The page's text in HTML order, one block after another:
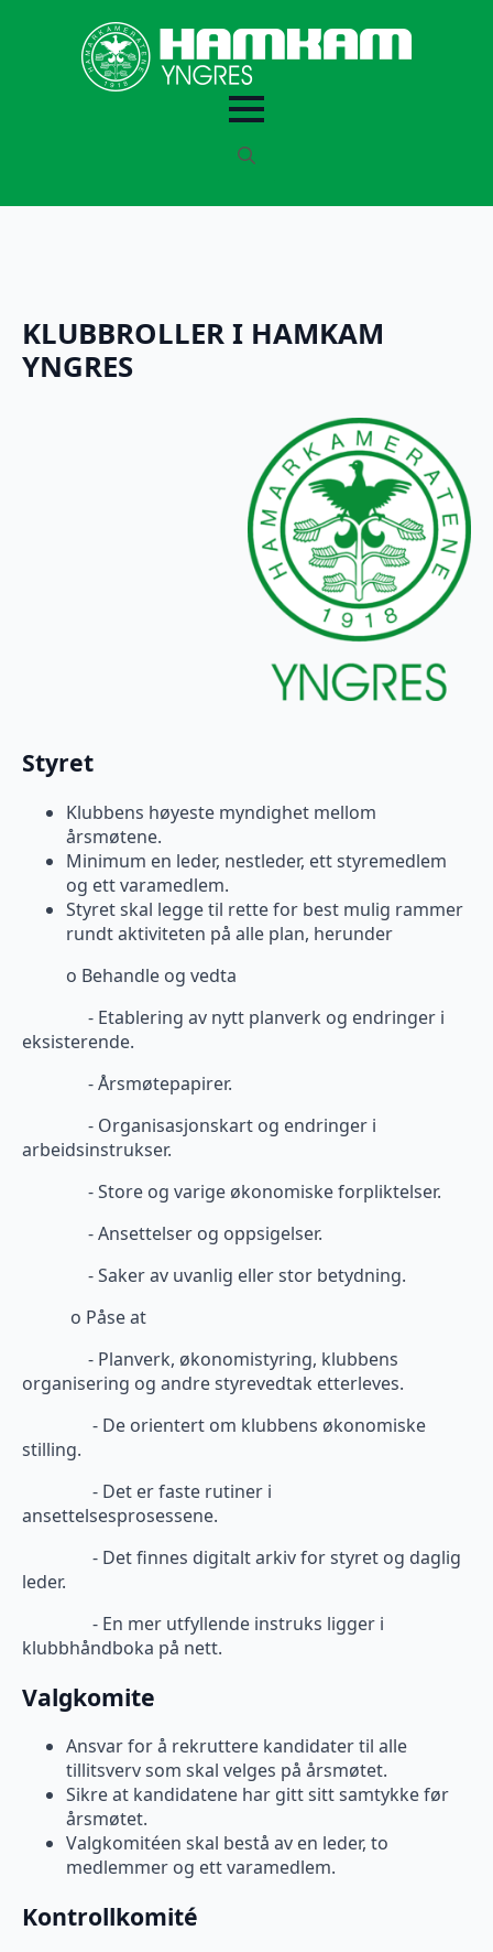
KLUBBROLLER I HAMKAM
YNGRES
Styret
Klubbens høyeste myndighet mellom
årsmøtene.
Minimum en leder, nestleder, ett styremedlem
og ett varamedlem.
Styret skal legge til rette for best mulig rammer
rundt aktiviteten på alle plan, herunder
o Behandle og vedta
- Etablering av nytt planverk og endringer i
eksisterende.
- Årsmøtepapirer.
- Organisasjonskart og endringer i
arbeidsinstrukser.
- Store og varige økonomiske forpliktelser.
- Ansettelser og oppsigelser.
- Saker av uvanlig eller stor betydning.
o Påse at
- Planverk, økonomistyring, klubbens
organisering og andre styrevedtak etterleves.
- De orientert om klubbens økonomiske
stilling.
- Det er faste rutiner i
ansettelsesprosessene.
- Det finnes digitalt arkiv for styret og daglig
leder.
- En mer utfyllende instruks ligger i
klubbhåndboka på nett.
Valgkomite
Ansvar for å rekruttere kandidater til alle
tillitsverv som skal velges på årsmøtet.
Sikre at kandidatene har gitt sitt samtykke før
årsmøtet.
Valgkomitéen skal bestå av en leder, to
medlemmer og ett varamedlem.
Kontrollkomité